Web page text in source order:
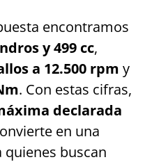
encontramos
y 499 cc,
a 12.500 rpm y
. Con estas cifras,
declarada
en una
buscan